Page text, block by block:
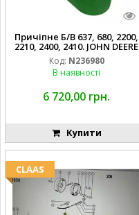
Причіпне Б/В 637, 680, 2200,
2210, 2400, 2410. JOHN DEERE
Код: N236980
В наявності
6 720,00 грн.
Купити
CLAAS